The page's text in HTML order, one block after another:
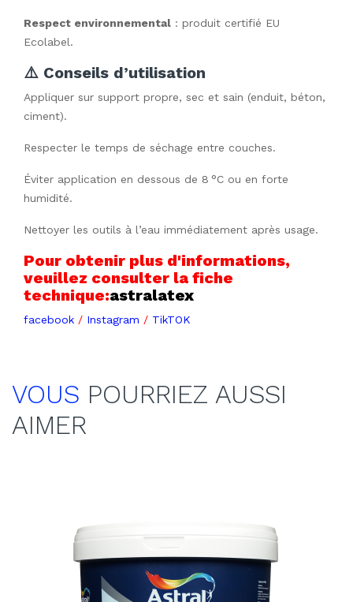
Respect environnemental : produit certifié EU
Ecolabel.
⚠️ Conseils d’utilisation
Appliquer sur support propre, sec et sain (enduit, béton,
ciment).
Respecter le temps de séchage entre couches.
Éviter application en dessous de 8 °C ou en forte
humidité.
Nettoyer les outils à l’eau immédiatement après usage.
Pour obtenir plus d'informations,
veuillez consulter la fiche
technique:astralatex
facebook / Instagram / TikTOK
VOUS POURRIEZ AUSSI
AIMER